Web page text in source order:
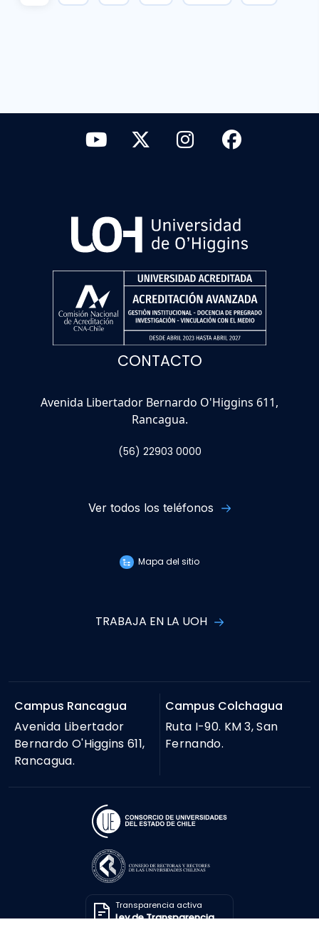
CONTACTO
Avenida Libertador Bernardo O'Higgins 611,
Rancagua.
(56) 22903 0000
Ver todos los teléfonos
Mapa del sitio
TRABAJA EN LA UOH
Campus Rancagua
Avenida Libertador
Bernardo O'Higgins 611,
Rancagua.
Campus Colchagua
Ruta I-90. KM 3, San
Fernando.
Transparencia activa
Ley de Transparencia